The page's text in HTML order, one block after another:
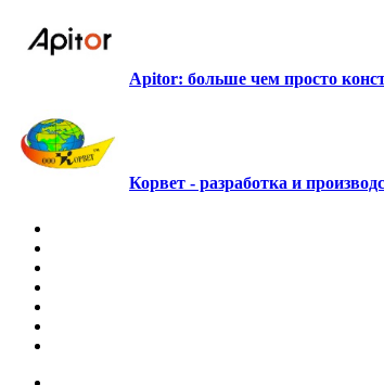
Apitor: больше чем просто
Корвет - разработка и